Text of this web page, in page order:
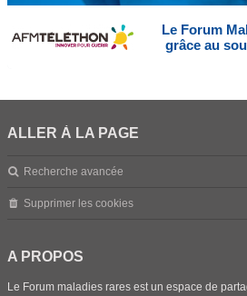
Le Forum
grâce au
ALLER À LA PAGE
Recherche avancée
Supprimer les cookies
A PROPOS
Le Forum maladies rares est un espace de